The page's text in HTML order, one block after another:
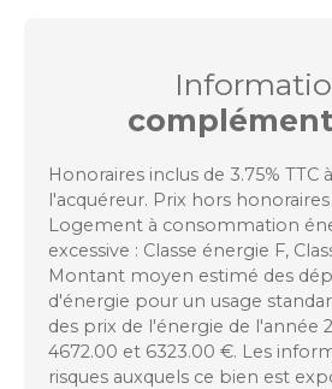
Honoraires inclus de 3.75% TTC
l'acquéreur. Prix hors
Logement à consommation
excessive : Classe énergie F,
Montant moyen estimé des
d'énergie pour un usage
des prix de l'énergie de l'année
4672.00 et 6323.00 €. Les
risques auxquels ce bien est